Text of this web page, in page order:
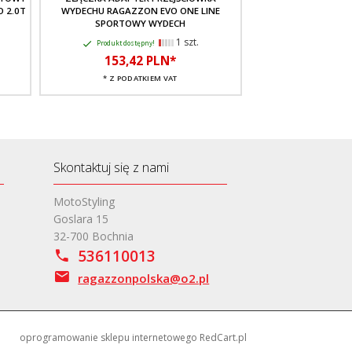
2.0T
WYDECHU RAGAZZON EVO ONE LINE
SPORTOWY WYDECH
Produkt dostępny! 1 szt.
153,42 PLN*
* Z PODATKIEM VAT
Skontaktuj się z nami
MotoStyling
Goslara 15
32-700 Bochnia
536110013
ragazzonpolska@o2.pl
oprogramowanie sklepu internetowego RedCart.pl